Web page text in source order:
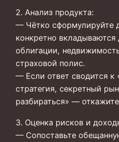
2. Анализ продукта:
— Чётко сформулируйте
конкретно вкладываются
облигации,
страховой полис.
— Если ответ сводится к
стратегия, секретный
разбираться» —
3. Оценка рисков и
— Сопоставьте